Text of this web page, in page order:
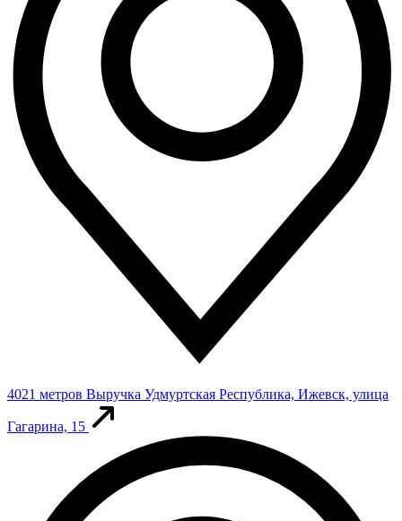
4021 метров Выручка Удмуртская Республика, Ижевск, улица
Гагарина, 15